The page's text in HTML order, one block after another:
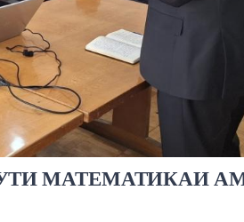
МАТЕМАТИКАИ